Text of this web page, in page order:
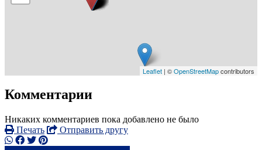
Leaflet | ©OpenStreetMapcontributors
Комментарии
Никаких комментариев пока добавлено не было
Печать
Отправить другу